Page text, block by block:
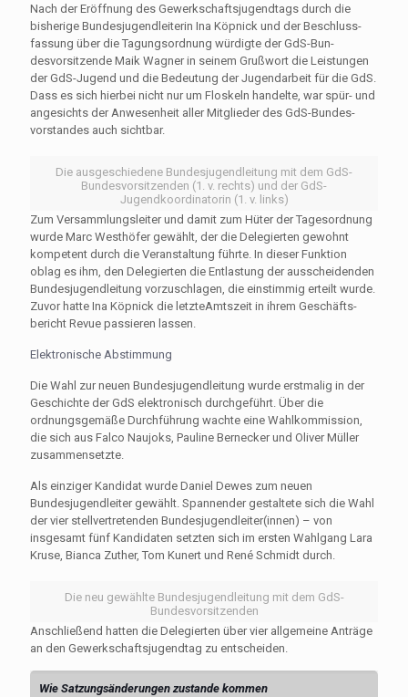
Nach der Eröffnung des Gewerk­schaftsjugendtags durch die
bisherige Bundesjugendleiterin Ina Köpnick und der Beschluss­
fassung über die Tagungsord­nung würdigte der GdS­-Bun­
desvorsitzende Maik Wagner in seinem Grußwort die Leis­tungen
der GdS-­Jugend und die Bedeutung der Jugendar­beit für die GdS.
Dass es sich hierbei nicht nur um Floskeln handelte, war spür-­ und
ange­sichts der Anwesenheit aller Mitglieder des GdS-­Bundes­
vorstandes auch sichtbar.
Die ausgeschiedene Bundesjugendleitung mit dem GdS-
Bundesvorsitzenden (1. v. rechts) und der GdS-
Jugendkoordinatorin (1. v. links)
Zum Versammlungsleiter und damit zum Hüter der Tagesord­nung
wurde Marc Westhöfer gewählt, der die Delegierten gewohnt
kompetent durch die Veranstaltung führte. In dieser Funktion
oblag es ihm, den Delegierten die Entlastung der ausscheidenden
Bundesju­gendleitung vorzuschlagen, die einstimmig erteilt wurde.
Zu­vor hatte Ina Köpnick die letzteAmtszeit in ihrem Geschäfts­
bericht Revue passieren lassen.
Elektronische Abstimmung
Die Wahl zur neuen Bundesju­gendleitung wurde erstmalig in der
Geschichte der GdS elek­tronisch durchgeführt. Über die
ordnungsgemäße Durchführung wachte eine Wahlkommission,
die sich aus Falco Naujoks, Pauline Bernecker und Oliver Müller
zusammensetzte.
Als einziger Kandidat wur­de Daniel Dewes zum neuen
Bundesjugendleiter gewählt. Spannender gestaltete sich die Wahl
der vier stellvertretenden Bundesjugendleiter(innen) – von
insgesamt fünf Kandidaten setzten sich im ersten Wahlgang Lara
Kruse, Bianca Zuther, Tom Kunert und René Schmidt durch.
Die neu gewählte Bundesjugendleitung mit dem GdS-
Bundesvorsitzenden
Anschließend hatten die Delegierten über vier allge­meine Anträge
an den Ge­werkschaftsjugendtag zu entscheiden.
Wie Satzungsänderungen zustande kommen